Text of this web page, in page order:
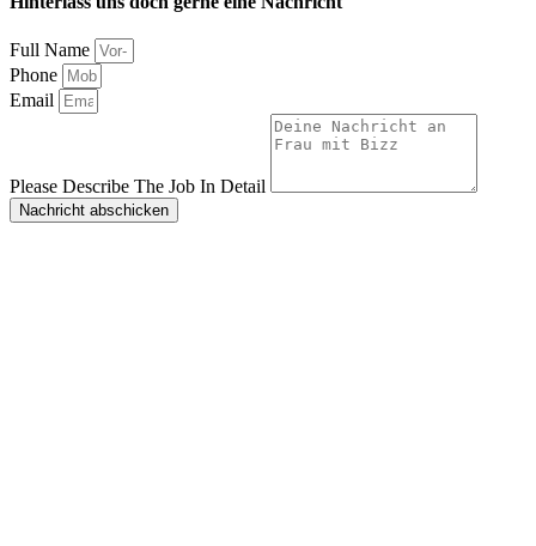
Full Name
Phone
Email
Please Describe The Job In Detail
Nachricht abschicken